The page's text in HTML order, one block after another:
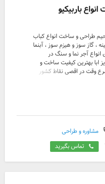
باربیکیو
طراحی و ساخت انواع کباب
، گاز سوز و هیزم سوز ، آبنما
آجر نما و سنگ در
بهترین کیفیت ساخت و
وقت در اقصی نقاط کشور
مشاوره و طراحی
تماس بگیرید